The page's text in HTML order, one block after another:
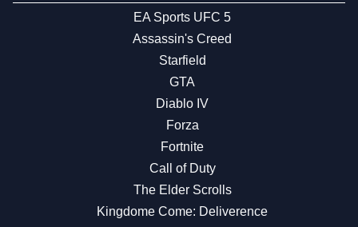
EA Sports UFC 5
Assassin's Creed
Starfield
GTA
Diablo IV
Forza
Fortnite
Call of Duty
The Elder Scrolls
Kingdome Come: Deliverence